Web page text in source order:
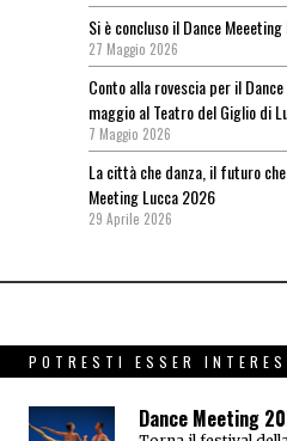
Si è concluso il Dance
27 Maggio 2026
Conto alla rovescia per il
maggio al Teatro del Giglio di
7 Maggio 2026
La città che danza, il futuro
Meeting Lucca 2026
29 Aprile 2026
Dance News -
POTRESTI ESSER
Dance Meeting